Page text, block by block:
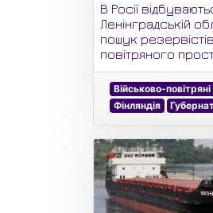
В Росії
Ленінградській
пошук
повітряного
Військово-
Фінляндія